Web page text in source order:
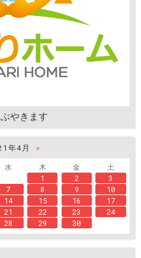
やきます
年4月
»
水 木 金
土
1
2
3
7 8 9
10
14 15 16
17
21 22 23
24
28 29 30